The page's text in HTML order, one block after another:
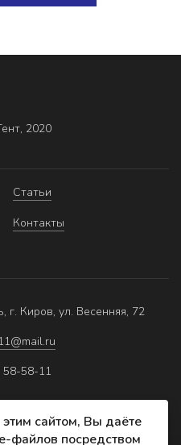
2020
Статьи
Контакты
г. Киров, ул. Весенняя, 72
58-58-11
сайтом, Вы даёте
файлов посредством